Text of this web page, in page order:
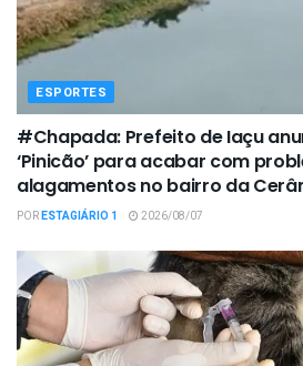
ESPORTES
#Chapada: Prefeito de Iaçu
‘Pinicão’ para acabar com
alagamentos no bairro da
PORESTAGIÁRIO 1 2026/08/07